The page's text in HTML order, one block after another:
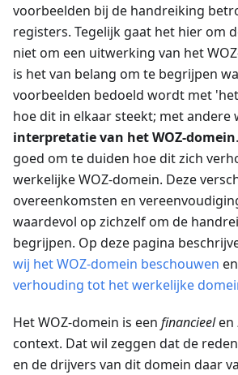
voorbeelden bij de handreiking
registers. Tegelijk gaat het hier om
niet om een uitwerking van het
is het van belang om te begrijpen
voorbeelden bedoeld wordt met
hoe dit in elkaar steekt; met andere
interpretatie van het WOZ-domein
goed om te duiden hoe dit zich
werkelijke WOZ-domein. Deze
overeenkomsten en
waardevol op zichzelf om de
begrijpen. Op deze pagina
wij het WOZ-domein beschouwen
verhouding tot het werkelijke
Het WOZ-domein is een financieelen
context. Dat wil zeggen dat de
en de drijvers van dit domein daar